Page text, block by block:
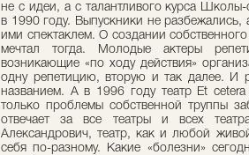
не с идеи, а с талантливого курса
в 1990 году. Выпускники не разбежались,
ими спектаклем. О создании
мечтал тогда. Молодые актеры
возникающие «по ходу действия»
одну репетицию, вторую и так далее. И
названием. А в 1996 году театр Et
только проблемы собственной труппы
отвечает за все театры и всех
Александрович, театр, как и любой
себя по-разному. Какие «болезни»